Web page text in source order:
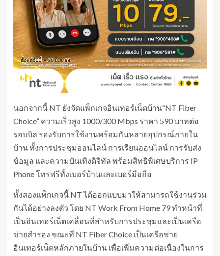
นอกจากนี้ NT ยังจัดแพ็กเกจอินเทอร์เน็ตบ้าน“NT Fiber
Choice” ความเร็วสูง 1000/300 Mbps ราคา 590 บาทต่อ
รอบบิล รองรับการใช้งานพร้อมกันหลายอุปกรณ์ภายใน
บ้าน ทั้งการประชุมออนไลน์ การเรียนออนไลน์ การรับส่ง
ข้อมูล และความบันเทิงดิจิทัล พร้อมสิทธิพิเศษบริการ IP
Phone โทรฟรีทั้งเบอร์บ้านและเบอร์มือถือ
ทั้งสองแพ็กเกจนี้ NT ได้ออกแบบมาให้สามารถใช้งานร่วม
กันได้อย่างลงตัว โดย NT Work From Home 79 ทำหน้าที่
เป็นอินเทอร์เน็ตเคลื่อนที่สำหรับการประชุมและเป็นเครือ
ข่ายสำรอง ขณะที่ NT Fiber Choice เป็นเครือข่าย
อินเทอร์เน็ตหลักภายในบ้าน เพื่อเพิ่มความต่อเนื่องในการ